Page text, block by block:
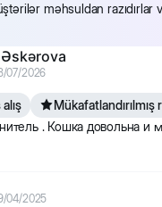
məhsuldan razıdırlar
07/2026
Mükafatlandırılmış
. Кошка довольна
04/2025